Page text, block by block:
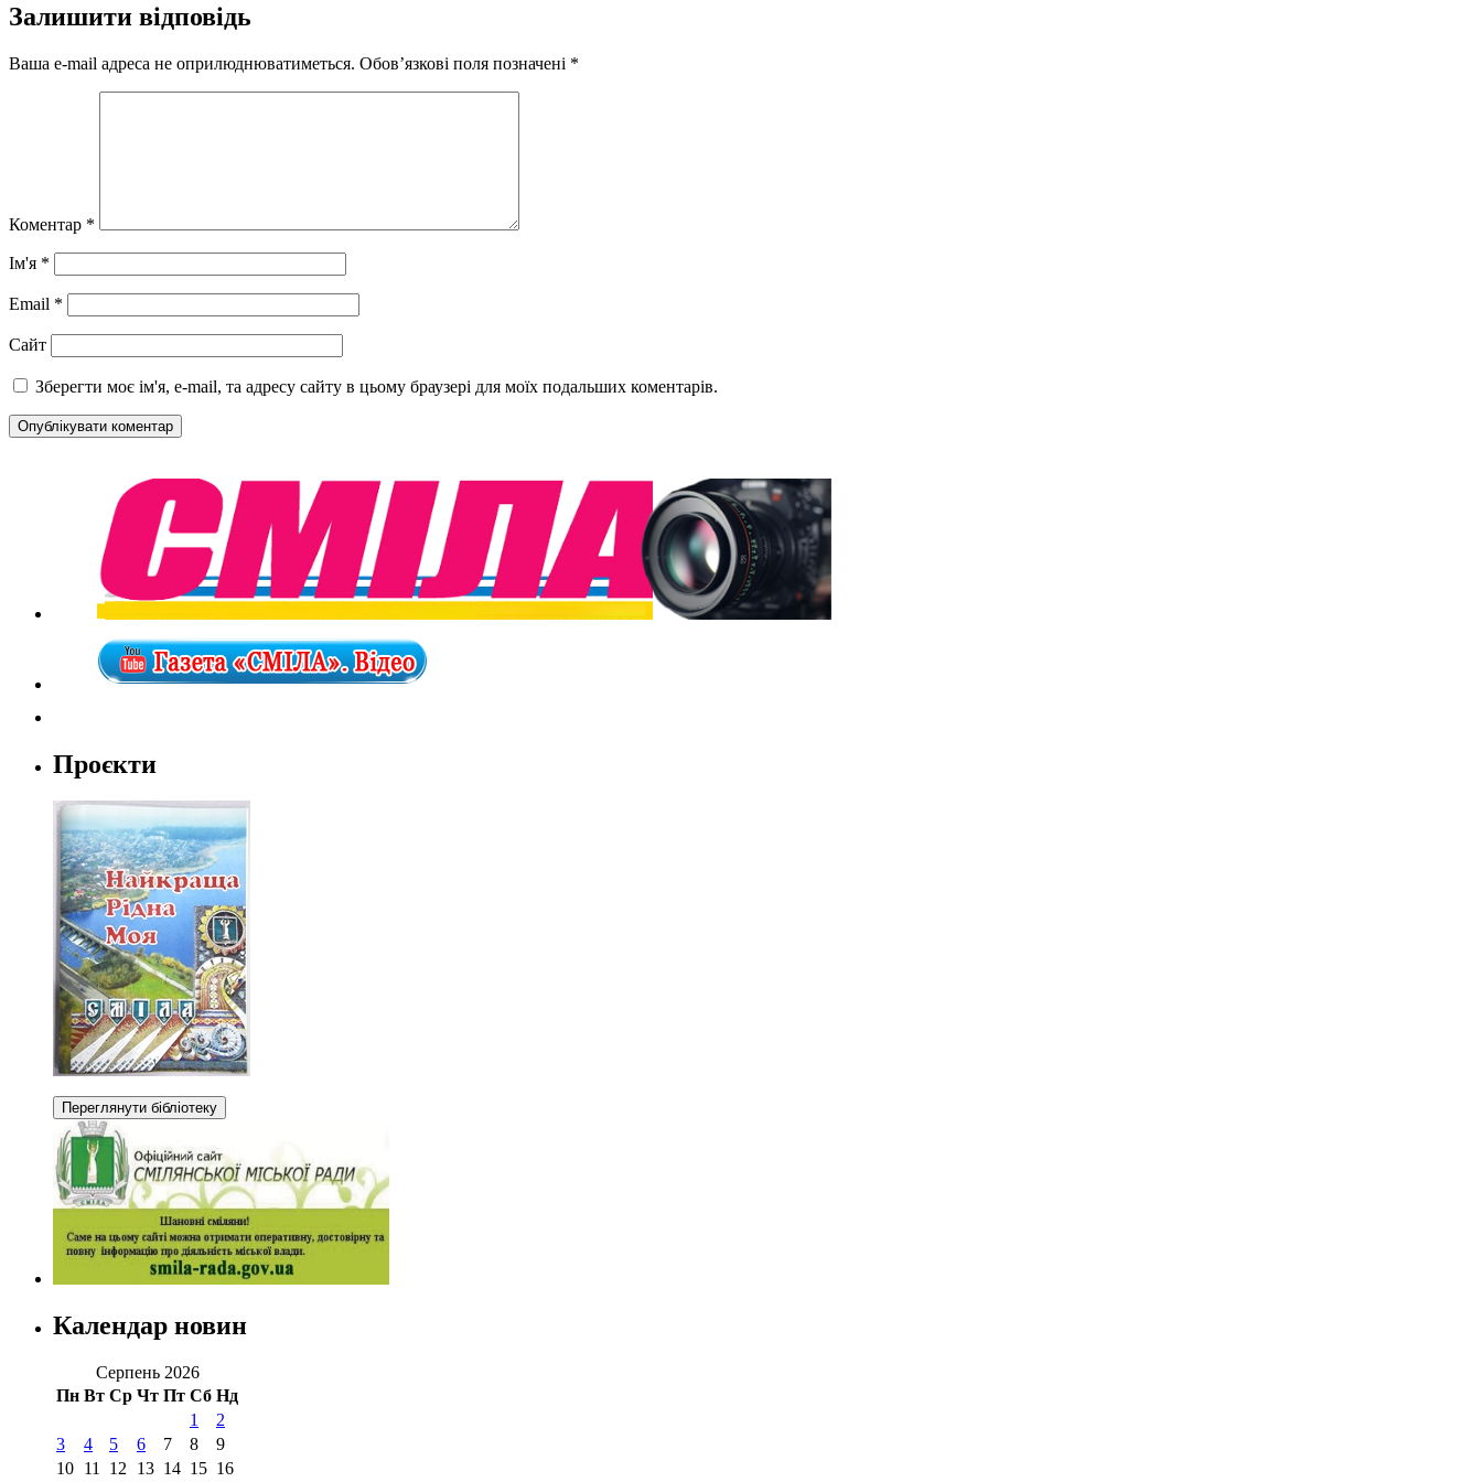
Залишити відповідь
Ваша e-mail адреса не оприлюднюватиметься. Обов’язкові поля позначені *
Коментар *
Ім'я *
Email *
Сайт
Зберегти моє ім'я, e-mail, та адресу сайту в цьому браузері для моїх подальших коментарів.
Проєкти
Календар новин
Серпень 2026
Пн Вт Ср Чт Пт Сб Нд
1
2
3
4 5 6 7 8
9
10 11 12 13 14 15 16